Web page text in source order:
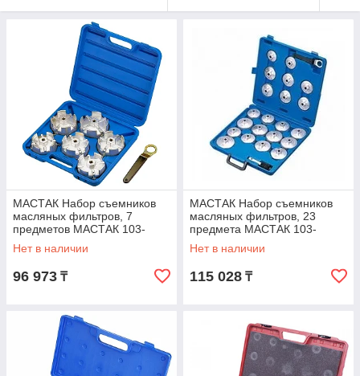
МАСТАК Набор съемников
масляных фильтров, 7
предметов МАСТАК 103-
40007C
Нет в наличии
96 973 ₸
МАСТАК Набор съемников
масляных фильтров, 23
предмета МАСТАК 103-
40023C
Нет в наличии
115 028 ₸